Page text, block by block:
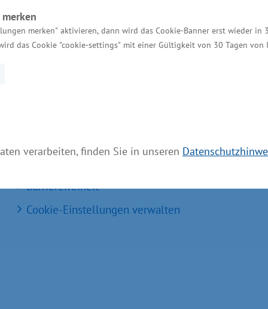
merken" aktivieren, dann wird das Cookie-Banner erst wieder in
das Cookie "cookie-settings" mit einer Gültigkeit von 30 Tagen von
verarbeiten, finden Sie in unseren
Einheitlicher Ansprechpartner
MV Serviceportal
Barrierefreiheit
Cookie-Einstellungen verwalten